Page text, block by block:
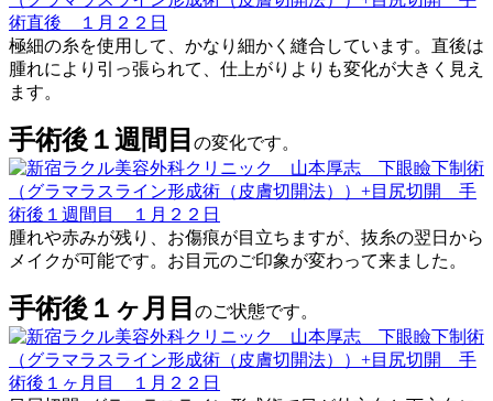
極細の糸を使用して、かなり細かく縫合しています。直後は
腫れにより引っ張られて、仕上がりよりも変化が大きく見え
ます。
手術後１週間目 の変化です。
腫れや赤みが残り、お傷痕が目立ちますが、抜糸の翌日から
メイクが可能です。お目元のご印象が変わって来ました。
手術後１ヶ月目 のご状態です。